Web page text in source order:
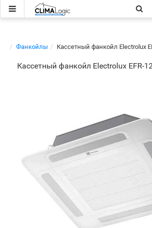
Фанкойлы Кассетный фанкойл Electrolux
Кассетный фанкойл Electrolux EFR-